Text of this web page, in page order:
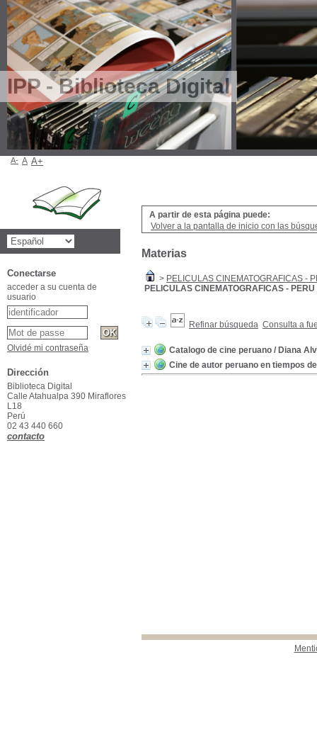
IPP - Biblioteca Digital
A partir de esta página puede:
Volver a la pantalla de inicio con las
Materias
> PELICULAS CINEMATOGRAFICAS -
PELICULAS CINEMATOGRAFICAS - PERU
Refinar búsqueda Consulta a
Catalogo de cine peruano / Diana
Cine de autor peruano en tiempos
A- A A+
Conectarse
acceder a su cuenta de
usuario
Olvidé mi contraseña
Dirección
Biblioteca Digital
Calle Atahualpa 390 Miraflores
L18
Perú
02 43 440 660
contacto